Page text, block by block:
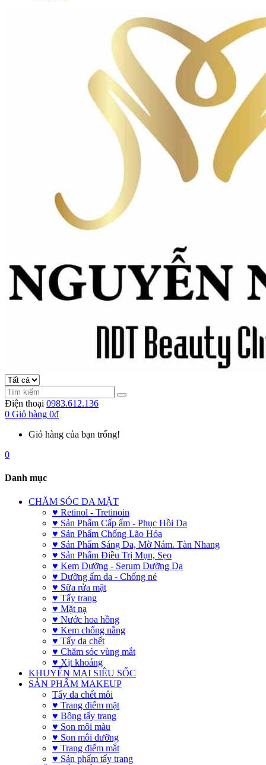
Điện thoại 0983.612.136
0 Giỏ hàng 0đ
Giỏ hàng của bạn trống!
0
Danh mục
CHĂM SÓC DA MẶT
♥ Retinol - Tretinoin
♥ Sản Phẩm Cấp ẩm - Phục Hồi Da
♥ Sản Phẩm Chống Lão Hóa
♥ Sản Phẩm Sáng Da, Mờ Nám. Tàn Nhang
♥ Sản Phẩm Điều Trị Mụn, Sẹo
♥ Kem Dưỡng - Serum Dưỡng Da
♥ Dưỡng ẩm da - Chống nẻ
♥ Sữa rửa mặt
♥ Tẩy trang
♥ Mặt nạ
♥ Nước hoa hồng
♥ Kem chống nắng
♥ Tẩy da chết
♥ Chăm sóc vùng mắt
♥ Xịt khoáng
KHUYẾN MẠI SIÊU SỐC
SẢN PHẨM MAKEUP
Tẩy da chết môi
♥ Trang điểm mặt
♥ Bông tẩy trang
♥ Son môi màu
♥ Son môi dưỡng
♥ Trang điểm mắt
♥ Sản phẩm tẩy trang